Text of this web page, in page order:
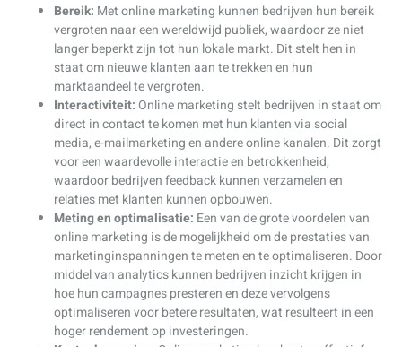
Bereik: Met online marketing kunnen bedrijven hun bereik
vergroten naar een wereldwijd publiek, waardoor ze niet
langer beperkt zijn tot hun lokale markt. Dit stelt hen in
staat om nieuwe klanten aan te trekken en hun
marktaandeel te vergroten.
Interactiviteit: Online marketing stelt bedrijven in staat om
direct in contact te komen met hun klanten via social
media, e-mailmarketing en andere online kanalen. Dit zorgt
voor een waardevolle interactie en betrokkenheid,
waardoor bedrijven feedback kunnen verzamelen en
relaties met klanten kunnen opbouwen.
Meting en optimalisatie: Een van de grote voordelen van
online marketing is de mogelijkheid om de prestaties van
marketinginspanningen te meten en te optimaliseren. Door
middel van analytics kunnen bedrijven inzicht krijgen in
hoe hun campagnes presteren en deze vervolgens
optimaliseren voor betere resultaten, wat resulteert in een
hoger rendement op investeringen.